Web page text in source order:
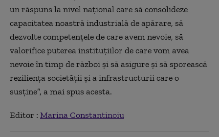
un răspuns la nivel național care să consolideze
capacitatea noastră industrială de apărare, să
dezvolte competențele de care avem nevoie, să
valorifice puterea instituțiilor de care vom avea
nevoie în timp de război și să asigure și să sporească
reziliența societății și a infrastructurii care o
susține”, a mai spus acesta.
Editor : Marina Constantinoiu